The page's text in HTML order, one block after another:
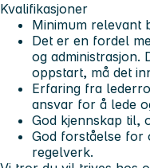
Kvalifikasjoner
Minimum relevant
Det er en fordel
og administrasjon.
oppstart, må det
Erfaring fra
ansvar for å lede
God kjennskap til,
God forståelse for
regelverk.